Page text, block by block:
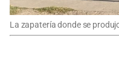
La zapatería donde se